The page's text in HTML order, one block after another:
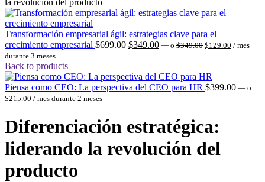
la revolución del producto
Transformación empresarial ágil: estrategias clave para el
crecimiento empresarial $699.00 El
era:
$699.00.
$349.00El
es:
$349.00.
— o $349.00 El
era:
$349.00.
$129.00 El
/ mes
durante 3 meses
Back to products
Piensa como CEO: La perspectiva del CEO para HR $399.00 — o
$215.00 / mes durante 2 meses
Diferenciación estratégica:
liderando la revolución del
producto